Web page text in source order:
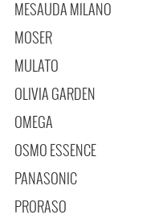
MESAUDA MILANO
MOSER
MULATO
OLIVIA GARDEN
OMEGA
OSMO ESSENCE
PANASONIC
PRORASO